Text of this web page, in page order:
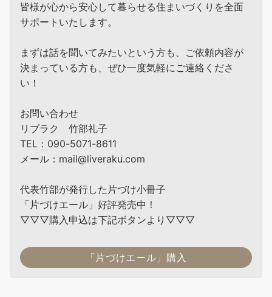
皆様が心から安心して暮らせる住まいづくりを全面
サポートいたします。
まずは話を聞いてみたいという方も、ご依頼内容が
決まっている方も、ぜひ一度気軽にご連絡くださ
い！
お問い合わせ
リブラク 竹部礼子
TEL：090-5071-8611
メール：mail@liveraku.com
代表竹部が発行した片づけ小冊子
「片づけエール」好評発売中！
▽▽▽購入申込は下記ボタンより▽▽▽
「片づけエール」購入